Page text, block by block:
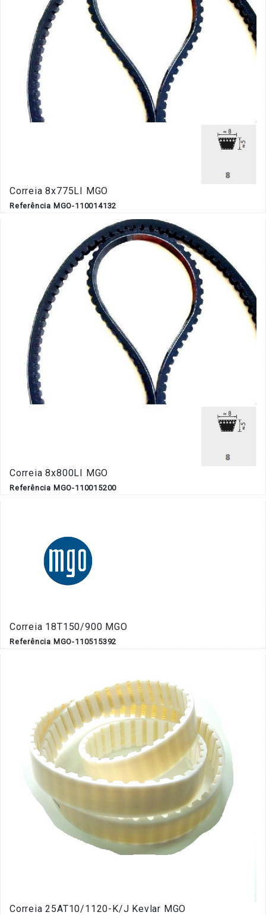
Correia 8x775LI MGO
Referência MGO-110014132
Correia 8x800LI MGO
Referência MGO-110015200
Correia 18T150/900 MGO
Referência MGO-110515392
Correia 25AT10/1120-K/J Kevlar MGO